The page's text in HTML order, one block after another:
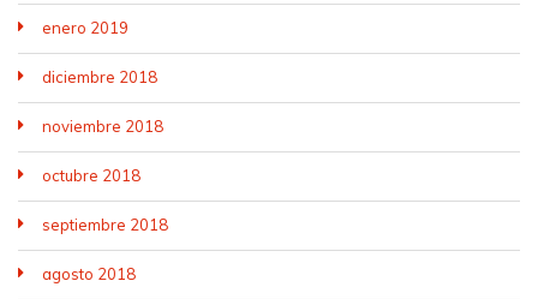
enero 2019
diciembre 2018
noviembre 2018
octubre 2018
septiembre 2018
agosto 2018